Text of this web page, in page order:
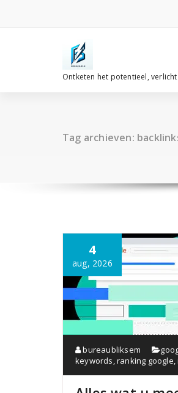
de
Ontketen het potentieel,
Tag archieven:
4
aug, 2026
bureaubliksem
keywords,ranking google,